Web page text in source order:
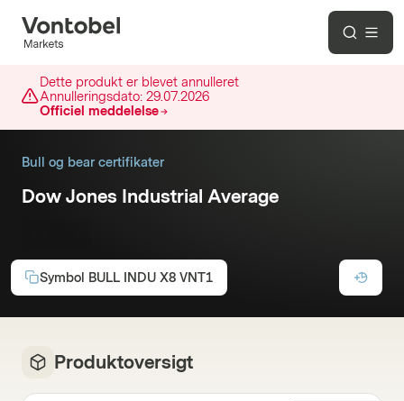
Dette produkt er blevet annulleret
Annulleringsdato: 29.07.2026
Officiel meddelelse
Bull og bear certifikater
Dow Jones Industrial Average
Symbol BULL INDU X8 VNT1
Produktoversigt